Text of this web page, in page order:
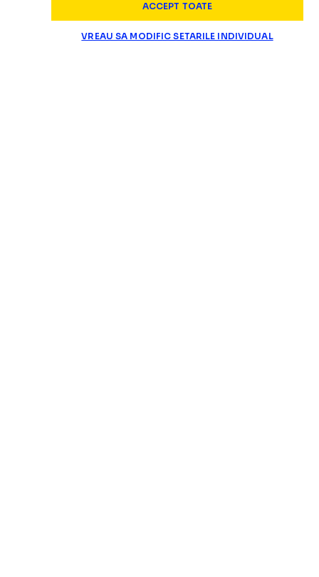
ACCEPT TOATE
VREAU SA MODIFIC SETARILE INDIVIDUAL